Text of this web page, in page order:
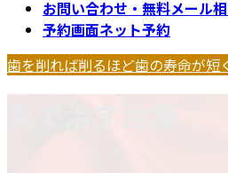
お問い合わせ・無料メール
予約画面ネット予約
歯を削れば削るほど歯の寿命が短